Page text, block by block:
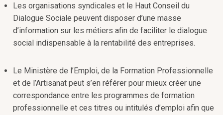
Les organisations syndicales et le Haut Conseil du
Dialogue Sociale peuvent disposer d’une masse
d’information sur les métiers afin de faciliter le dialogue
social indispensable à la rentabilité des entreprises.
Le Ministère de l’Emploi, de la Formation Professionnelle
et de l’Artisanat peut s’en référer pour mieux créer une
correspondance entre les programmes de formation
professionnelle et ces titres ou intitulés d’emploi afin que